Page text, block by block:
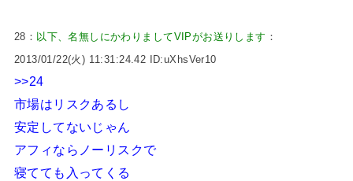
28： 以下、名無しにかわりましてVIPがお送りします ：
2013/01/22(火) 11:31:24.42 ID:uXhsVer10
>>24
市場はリスクあるし
安定してないじゃん
アフィならノーリスクで
寝てても入ってくる